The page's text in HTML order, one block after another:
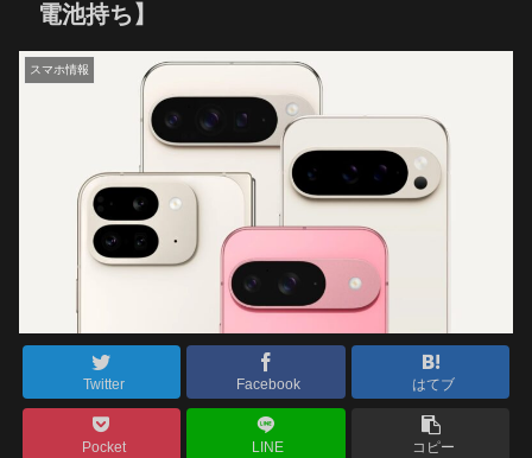
電池持ち】
スマホ情報
Twitter Facebook はてブ
Pocket LINE コピー